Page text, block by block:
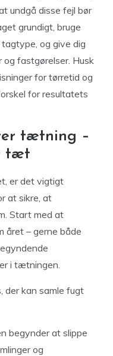
undgå disse fejl bør
grundigt, bruge
og give dig
fastgørelser. Husk
for tørretid og
for resultatets
tætning –
tæt
er det vigtigt
at sikre, at
Start med at
året – gerne både
i tætningen.
der kan samle fugt
begynder at slippe
og